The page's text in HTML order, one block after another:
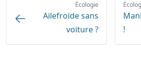
Écologie
Ailefroide sans
voiture ?
!